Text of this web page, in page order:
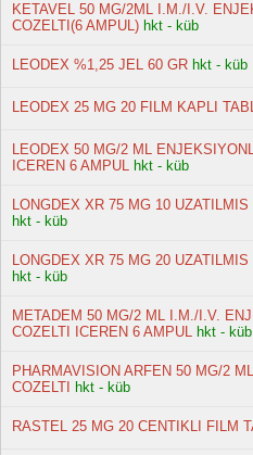
KETAVEL 50 MG/2ML I.M./I.V.
COZELTI(6 AMPUL) hkt - küb
LEODEX %1,25 JEL 60 GR hkt - küb
LEODEX 25 MG 20 FILM KAPLI
LEODEX 50 MG/2 ML
ICEREN 6 AMPUL hkt - küb
LONGDEX XR 75 MG 10
hkt - küb
LONGDEX XR 75 MG 20
hkt - küb
METADEM 50 MG/2 ML I.M./I.V.
COZELTI ICEREN 6 AMPUL hkt - küb
PHARMAVISION ARFEN 50 MG/2
COZELTI
hkt - küb
RASTEL 25 MG 20 CENTIKLI FILM